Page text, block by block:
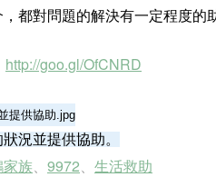
都對問題的解決有一定程度的
http://goo.gl/OfCNRD
況並提供協助。
族、 9972、 生活救助